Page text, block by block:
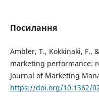
Посилання
Ambler, T., Kokkinaki, F.,
marketing performance:
Journal of Marketing
https://doi.org/10.1362/